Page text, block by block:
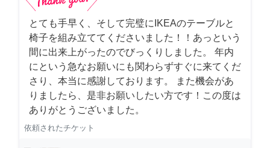
とても手早く、そして完璧にIKEAのテーブルと
椅子を組み立ててくださいました！！あっという
間に出来上がったのでびっくりしました。 年内
にという急なお願いにも関わらずすぐに来てくだ
さり、本当に感謝しております。 また機会があ
りましたら、是非お願いしたい方です！この度は
ありがとうございました。
依頼されたチケット